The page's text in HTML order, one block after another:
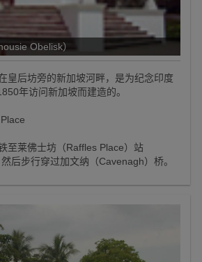
Obelisk）
皇后坊旁的新加坡河畔，是为纪念印度
年访问新加坡而建造的。
至莱佛士坊（Raffles Place）站
后步行穿过加文纳（Cavenagh）桥。